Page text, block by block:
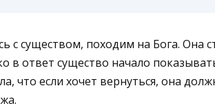
с существом, походим на Бога. Она
в ответ существо начало
что если хочет вернуться, она